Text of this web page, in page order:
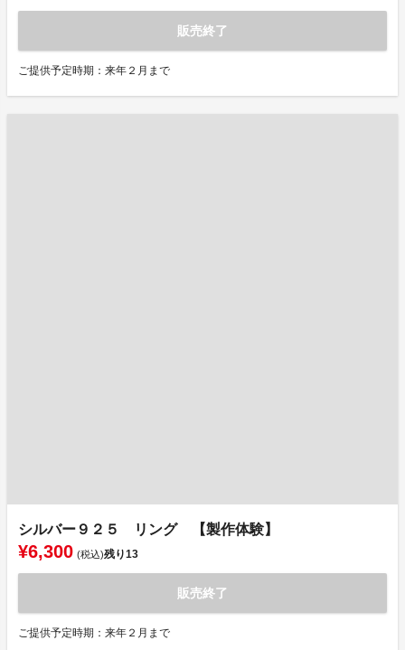
販売終了
ご提供予定時期：来年２月まで
シルバー９２５ リング 【製作体験】
¥6,300 (税込)残り13
販売終了
ご提供予定時期：来年２月まで